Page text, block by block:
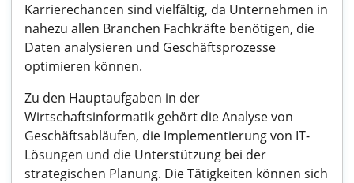
Karrierechancen sind vielfältig, da Unternehmen in
nahezu allen Branchen Fachkräfte benötigen, die
Daten analysieren und Geschäftsprozesse
optimieren können.
Zu den Hauptaufgaben in der
Wirtschaftsinformatik gehört die Analyse von
Geschäftsabläufen, die Implementierung von IT-
Lösungen und die Unterstützung bei der
strategischen Planung. Die Tätigkeiten können sich